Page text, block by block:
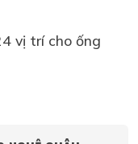
vị trí cho ống